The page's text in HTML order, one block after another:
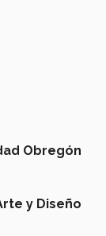
Obregón
y Diseño